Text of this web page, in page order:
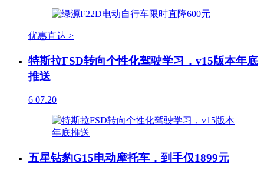
优惠直达 >
特斯拉FSD转向个性化驾驶学习，v15版本年底
推送
6 07.20
五星钻豹G15电动摩托车，到手仅1899元